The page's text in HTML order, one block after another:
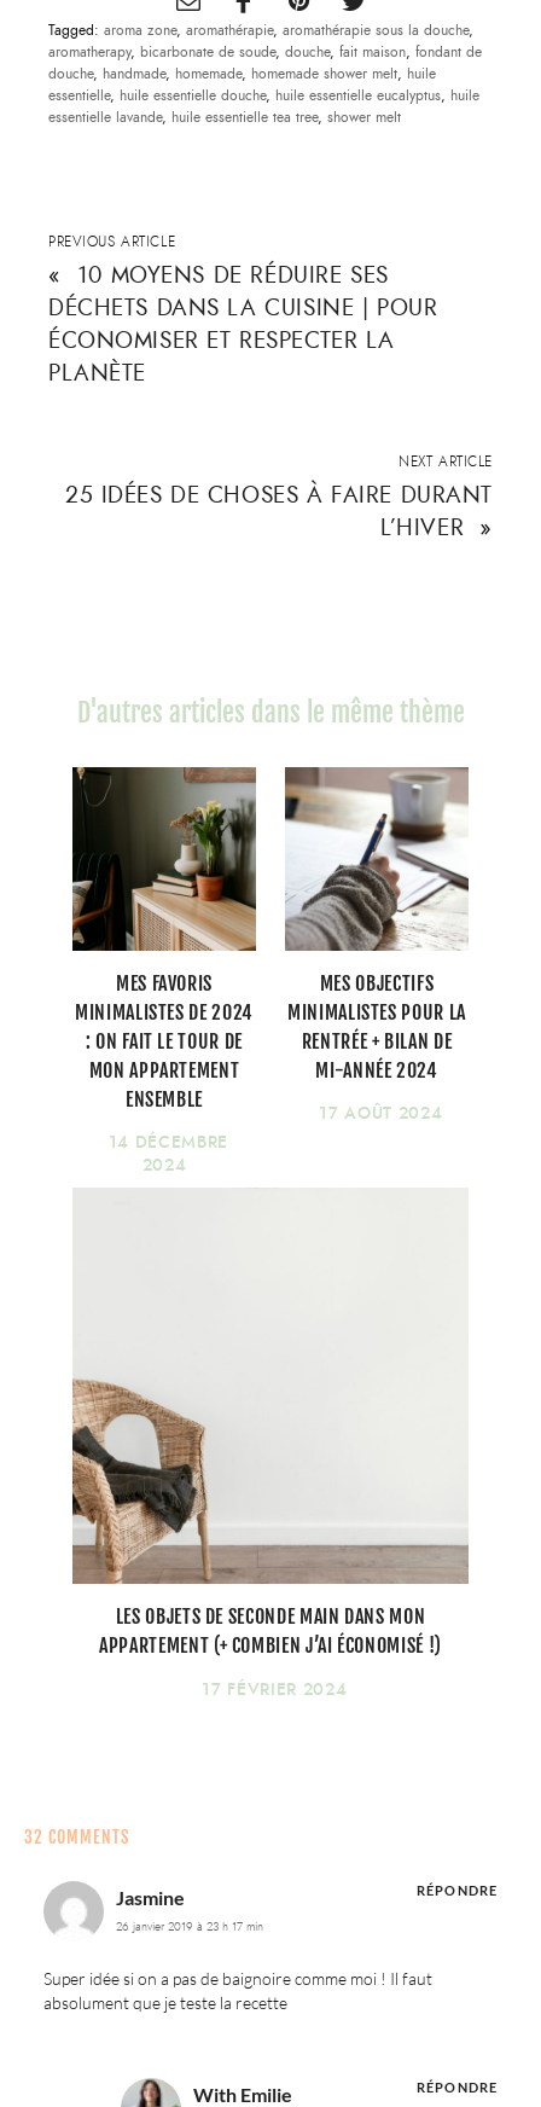
Tagged: aroma zone, aromathérapie, aromathérapie sous la douche,
aromatherapy, bicarbonate de soude, douche, fait maison, fondant de
douche, handmade, homemade, homemade shower melt, huile
essentielle, huile essentielle douche, huile essentielle eucalyptus, huile
essentielle lavande, huile essentielle tea tree, shower melt
PREVIOUS ARTICLE
« 10 MOYENS DE RÉDUIRE SES
DÉCHETS DANS LA CUISINE | POUR
ÉCONOMISER ET RESPECTER LA
PLANÈTE
NEXT ARTICLE
25 IDÉES DE CHOSES À FAIRE DURANT
L’HIVER »
D'autres articles dans le même thème
MES FAVORIS
MINIMALISTES DE 2024
: ON FAIT LE TOUR DE
MON APPARTEMENT
ENSEMBLE
14 DÉCEMBRE
2024
MES OBJECTIFS
MINIMALISTES POUR LA
RENTRÉE + BILAN DE
MI-ANNÉE 2024
17 AOÛT 2024
LES OBJETS DE SECONDE MAIN DANS MON
APPARTEMENT (+ COMBIEN J’AI ÉCONOMISÉ !)
17 FÉVRIER 2024
32 COMMENTS
Jasmine
26 janvier 2019 à 23 h 17 min
Super idée si on a pas de baignoire comme moi ! Il faut
absolument que je teste la recette
RÉPONDRE
With Emilie RÉPONDRE